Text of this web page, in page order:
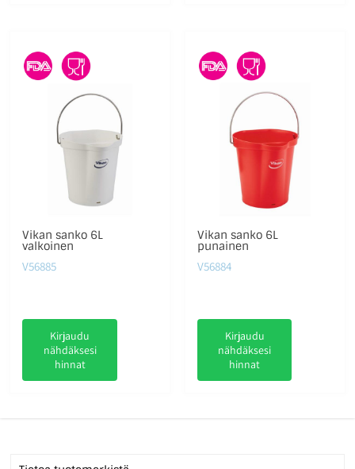
Vikan sanko 6L
valkoinen
V56885
Kirjaudu
nähdäksesi
hinnat
Vikan sanko 6L
punainen
V56884
Kirjaudu
nähdäksesi
hinnat